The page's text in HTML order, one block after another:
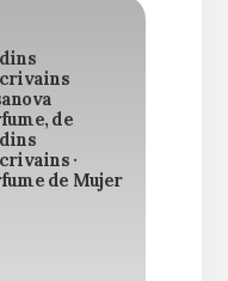
de
·
de Mujer